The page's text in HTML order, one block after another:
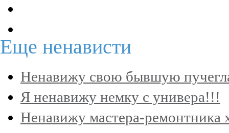
Еще ненависти
Ненавижу свою бывшую
Я ненавижу немку с универа!!!
Ненавижу мастера-ремонтника